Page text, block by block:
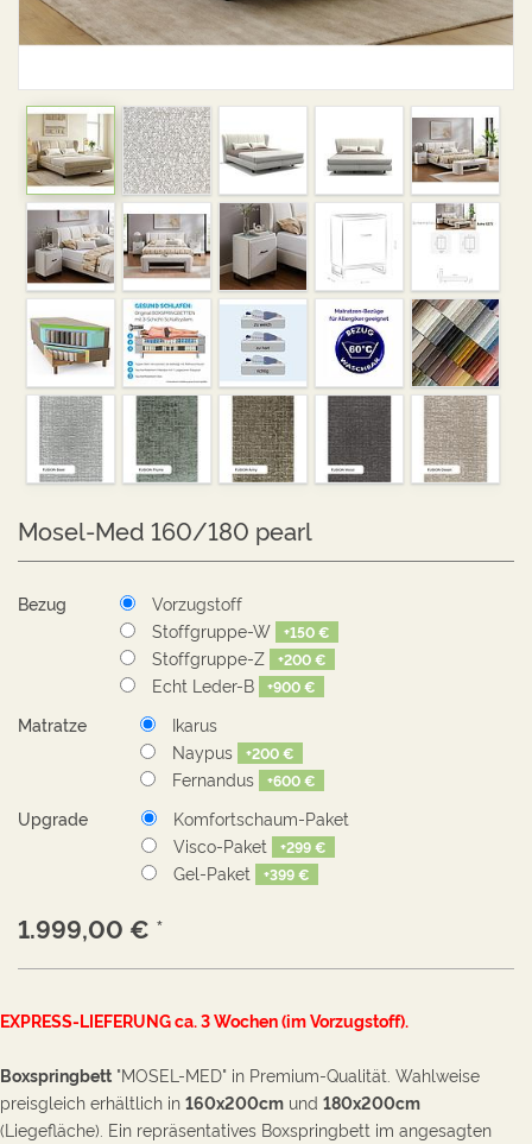
Mosel-Med 160/180 pearl
Bezug
Vorzugstoff
Stoffgruppe-W
+150 €
Stoffgruppe-Z +200 €
Echt Leder-B +900 €
Matratze
Ikarus
Naypus
+200 €
Fernandus +600 €
Upgrade
Komfortschaum-Paket
Visco-Paket
+299 €
Gel-Paket +399 €
1.999,00 € *
EXPRESS-LIEFERUNG ca. 3 Wochen (im Vorzugstoff).
Boxspringbett "MOSEL-MED" in Premium-Qualität. Wahlweise
preisgleich erhältlich in 160x200cm und 180x200cm
(Liegefläche). Ein repräsentatives Boxspringbett im angesagten